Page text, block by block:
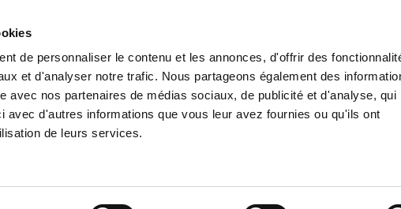
de personnaliser le contenu et les annonces, d'offrir des
et d'analyser notre trafic. Nous partageons également des
avec nos partenaires de médias sociaux, de publicité et d'analyse, qui
avec d'autres informations que vous leur avez fournies ou qu'ils ont
de leurs services.
Environment History International Politics